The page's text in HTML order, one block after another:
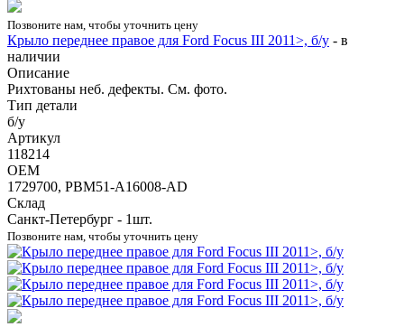
Позвоните нам, чтобы уточнить цену
Крыло переднее правое для Ford Focus III 2011>, б/у - в
наличии
Описание
Рихтованы неб. дефекты. См. фото.
Тип детали
б/у
Артикул
118214
OEM
1729700, PBM51-A16008-AD
Склад
Санкт-Петербург - 1шт.
Позвоните нам, чтобы уточнить цену